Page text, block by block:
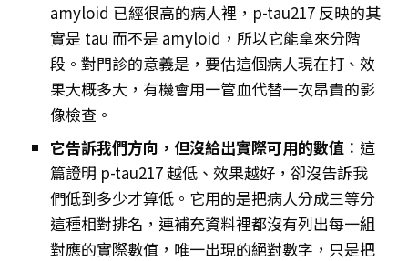
amyloid 已經很高的病人裡，p-tau217 反映的其
實是 tau 而不是 amyloid，所以它能拿來分階
段。對門診的意義是，要估這個病人現在打、效
果大概多大，有機會用一管血代替一次昂貴的影
像檢查。
它告訴我們方向，但沒給出實際可用的數值 ：這
篇證明 p-tau217 越低、效果越好，卻沒告訴我
們低到多少才算低。它用的是把病人分成三等分
這種相對排名，連補充資料裡都沒有列出每一組
對應的實際數值，唯一出現的絕對數字，只是把